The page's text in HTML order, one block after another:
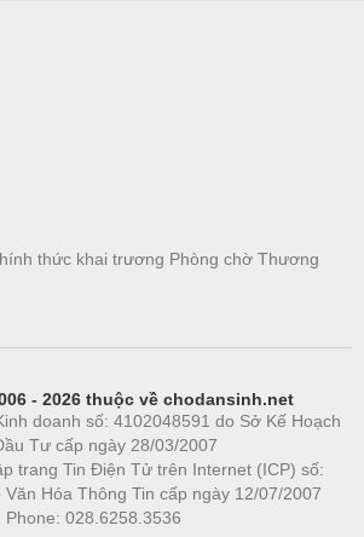
thức khai trương Phòng chờ Thương
- 2026 thuộc về chodansinh.net
doanh số: 4102048591 do Sở Kế Hoạch
Tư cấp ngày 28/03/2007
trang Tin Điện Tử trên Internet (ICP) số:
Văn Hóa Thông Tin cấp ngày 12/07/2007
Phone: 028.6258.3536